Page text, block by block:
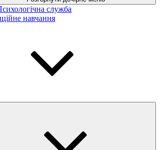
служба
навчання